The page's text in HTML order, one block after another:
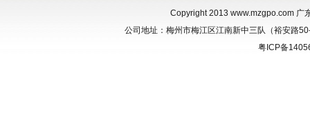
Copyright 2013 www.mzgpo.com 广
公司地址：梅州市梅江区江南新中三队（裕安路
粤ICP备